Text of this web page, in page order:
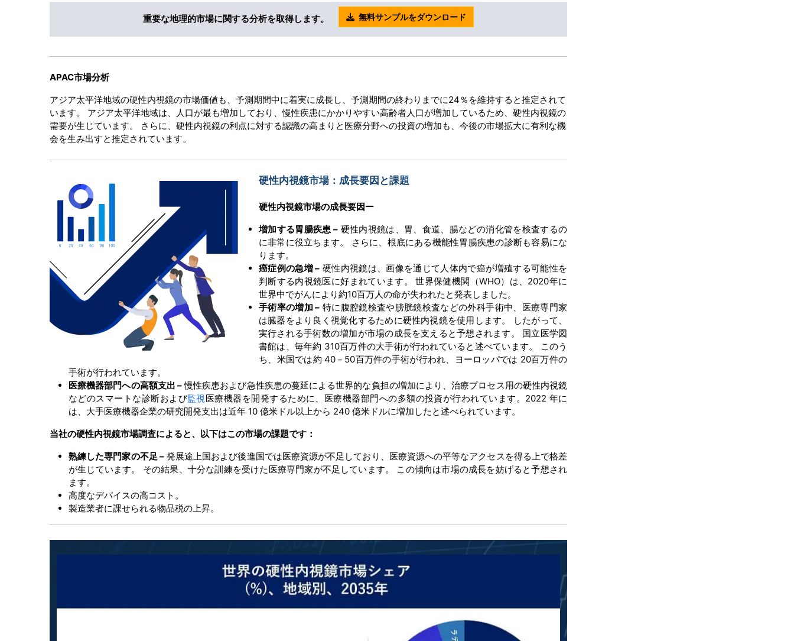
重要な地理的市場に関する分析を取得します。 無料サンプルをダウンロード
APAC市場分析
アジア太平洋地域の硬性内視鏡の市場価値も、予測期間中に着実に成長し、予測期間の終わりまでに24％を維持すると推定されて
います。 アジア太平洋地域は、人口が最も増加しており、慢性疾患にかかりやすい高齢者人口が増加しているため、硬性内視鏡の
需要が生じています。 さらに、硬性内視鏡の利点に対する認識の高まりと医療分野への投資の増加も、今後の市場拡大に有利な機
会を生み出すと推定されています。
硬性内視鏡市場：成長要因と課題
硬性内視鏡市場の成長要因ー
増加する胃腸疾患 – 硬性内視鏡は、胃、食道、腸などの消化管を検査するの
に非常に役立ちます。 さらに、根底にある機能性胃腸疾患の診断も容易にな
ります。
癌症例の急増 – 硬性内視鏡は、画像を通じて人体内で癌が増殖する可能性を
判断する内視鏡医に好まれています。 世界保健機関（WHO）は、2020年に
世界中でがんにより約10百万人の命が失われたと発表しました。
手術率の増加 – 特に腹腔鏡検査や膀胱鏡検査などの外科手術中、医療専門家
は臓器をより良く視覚化するために硬性内視鏡を使用します。 したがって、
実行される手術数の増加が市場の成長を支えると予想されます。 国立医学図
書館は、毎年約 310百万件の大手術が行われていると述べています。 このう
ち、米国では約 40－50百万件の手術が行われ、ヨーロッパでは 20百万件の
手術が行われています。
医療機器部門への高額支出 –慢性疾患および急性疾患の蔓延による世界的な負担の増加により、治療プロセス用の硬性内視鏡
などのスマートな診断および監視 医療機器を開発するために、医療機器部門への多額の投資が行われています。2022 年に
は、大手医療機器企業の研究開発支出は近年 10 億米ドル以上から 240 億米ドルに増加したと述べられています。
当社の硬性内視鏡市場調査によると、以下はこの市場の課題です：
熟練した専門家の不足 –発展途上国および後進国では医療資源が不足しており、医療資源への平等なアクセスを得る上で格差
が生じています。 その結果、十分な訓練を受けた医療専門家が不足しています。 この傾向は市場の成長を妨げると予想され
ます。
高度なデバイスの高コスト。
製造業者に課せられる物品税の上昇。